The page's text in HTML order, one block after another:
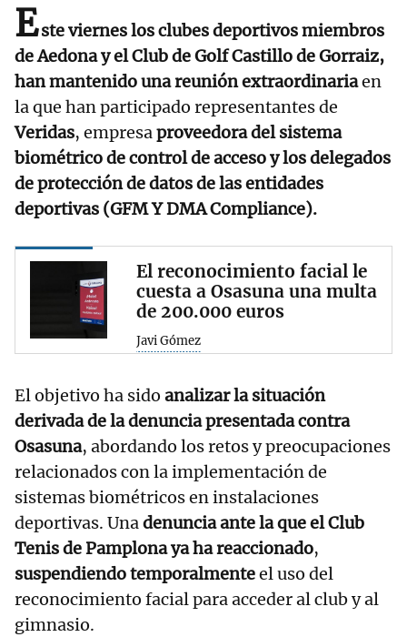
Este viernes los clubes deportivos miembros
de Aedona y el Club de Golf Castillo de Gorraiz,
han mantenido una reunión extraordinariaen
la que han participado representantes de
Veridas, empresaproveedora del sistema
biométrico de control de acceso y los delegados
de protección de datos de las entidades
deportivas (GFM Y DMA Compliance).
El reconocimiento facial le
cuesta a Osasuna una multa
de 200.000 euros
Javi Gómez
El objetivo ha sido analizar la situación
derivada de la denuncia presentada contra
Osasuna, abordando los retos y preocupaciones
relacionados con la implementación de
sistemas biométricos en instalaciones
deportivas. Unadenuncia ante la que el Club
Tenis de Pamplona ya ha reaccionado,
suspendiendo temporalmenteel uso del
reconocimiento facial para acceder al club y al
gimnasio.